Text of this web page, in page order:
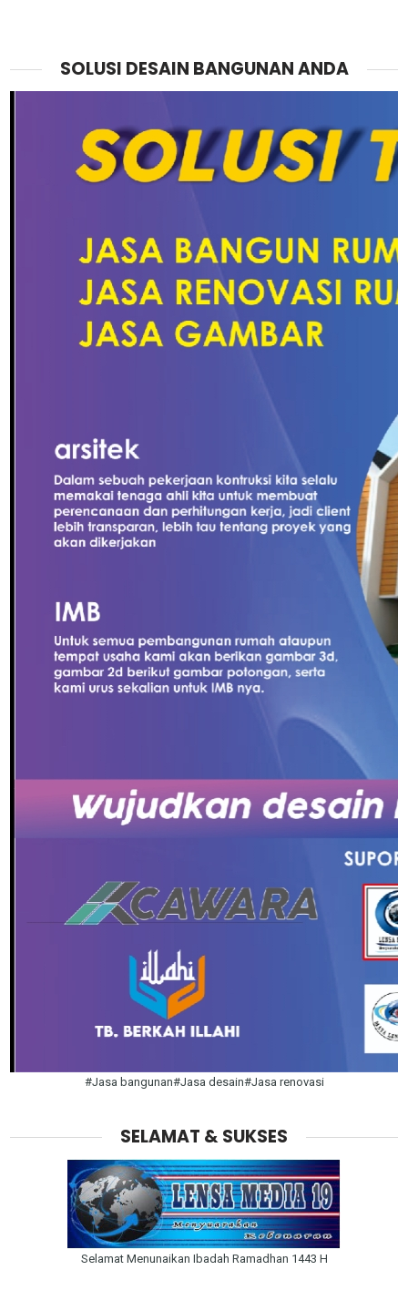
SOLUSI DESAIN BANGUNAN ANDA
#Jasa bangunan#Jasa desain#Jasa renovasi
SELAMAT & SUKSES
Selamat Menunaikan Ibadah Ramadhan 1443 H